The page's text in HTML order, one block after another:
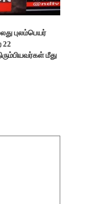
புலம்பெயர்
மீது